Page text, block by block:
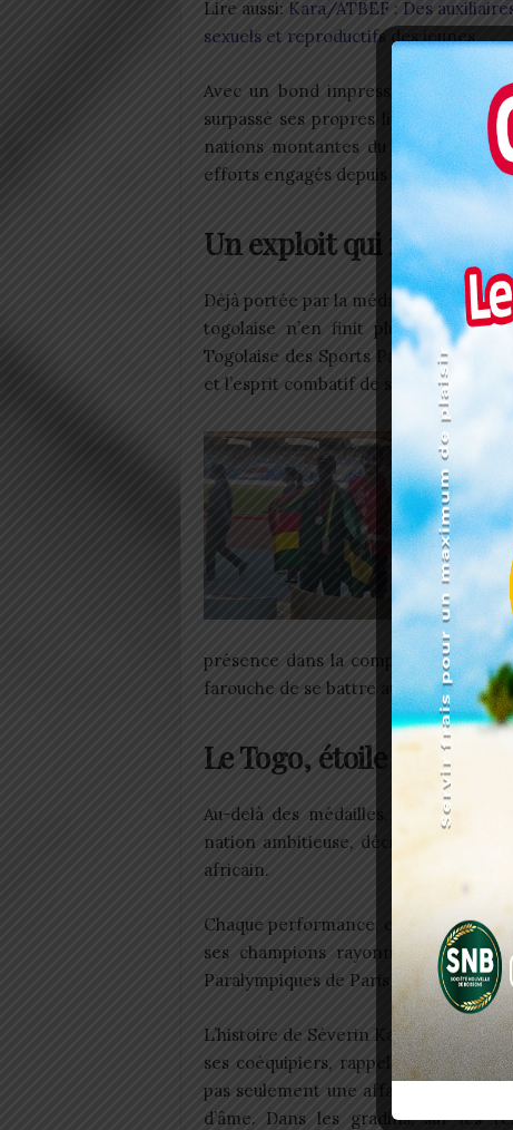
Lire aussi: Kara/ATBEF : Des
sexuels et reproductifs des jeunes
Avec un bond impressionnant
surpassé ses propres limites, mais il
nations montantes du para-sport
efforts engagés depuis plusieurs
Un exploit qui résonne
Déjà portée par la médaille glanée
togolaise n’en finit plus
Togolaise des Sports Paralympiques
et l’esprit combatif de ses
présence dans la compétition
farouche de se battre au plus haut
Le Togo, étoile
Au-delà des médailles, c’est toute
nation ambitieuse, décidée à
africain.
Chaque performance, chaque
ses champions rayonner sur
Paralympiques de Paris 2024 et au-
L’histoire de Séverin Kansa, comme
ses coéquipiers, rappelle que le sport
pas seulement une affaire de muscles,
d’âme. Dans les gradins, sur les